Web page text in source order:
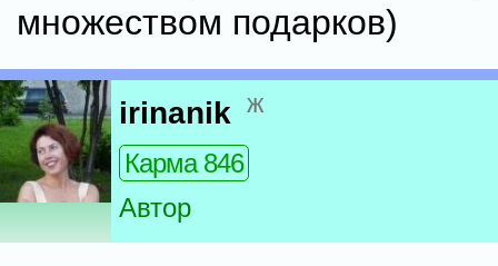
множеством подарков)
irinanik ж
Карма 846
Автор